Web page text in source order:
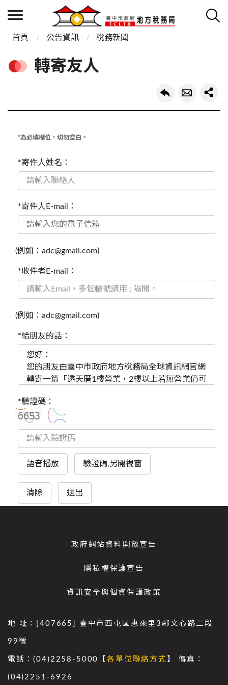
首頁 公告資訊 稅務新聞
轉寄友人
*為必填欄位，切勿空白。
*寄件人姓名：
*寄件人E-mail：
(例如：adc@gmail.com)
*收件者E-mail：
(例如：adc@gmail.com)
*給朋友的話：
*驗證碼：
語音播放 驗證碼,另開視窗
清除 送出
政府網站資料開放宣告
隱私權保護宣告
資訊安全與個資保護政策
地 址：[407665] 臺中市西屯區惠來里3鄰文心路二段
99號
電話：(04)2258-5000【各單位聯絡方式 】 傳真：
(04)2251-6926